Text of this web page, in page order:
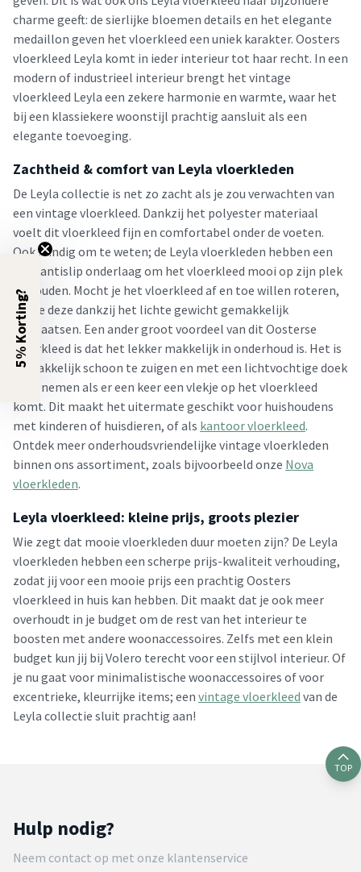
charme geeft: de sierlijke bloemen details en het elegante
medaillon geven het vloerkleed een uniek karakter. Oosters
vloerkleed Leyla komt in ieder interieur tot haar recht. In een
modern of industrieel interieur brengt het vintage
vloerkleed Leyla een zekere harmonie en warmte, waar het
bij een klassiekere woonstijl prachtig aansluit als een
elegante toevoeging.
Zachtheid & comfort van Leyla vloerkleden
De Leyla collectie is net zo zacht als je zou verwachten van
een vintage vloerkleed. Dankzij het polyester materiaal
voelt dit vloerkleed fijn en comfortabel onder de voeten.
Ook handig om te weten; de Leyla vloerkleden hebben een
fijne antislip onderlaag om het vloerkleed mooi op zijn plek
te houden. Mocht je het vloerkleed af en toe willen roteren,
kan je deze dankzij het lichte gewicht gemakkelijk
verplaatsen. Een ander groot voordeel van dit Oosterse
vloerkleed is dat het lekker makkelijk in onderhoud is. Het is
gemakkelijk schoon te zuigen en met een lichtvochtige doek
af te nemen als er een keer een vlekje op het vloerkleed
komt. Dit maakt het uitermate geschikt voor huishoudens
met kinderen of huisdieren, of als kantoorvloerkleed.
Ontdek meer onderhoudsvriendelijke vintage vloerkleden
binnen ons assortiment, zoals bijvoorbeeld onze Nova
vloerkleden.
Leyla vloerkleed: kleine prijs, groots plezier
Wie zegt dat mooie vloerkleden duur moeten zijn? De Leyla
vloerkleden hebben een scherpe prijs-kwaliteit verhouding,
zodat jij voor een mooie prijs een prachtig Oosters
vloerkleed in huis kan hebben. Dit maakt dat je ook meer
overhoudt in je budget om de rest van het interieur te
boosten met andere woonaccessoires. Zelfs met een klein
budget kun jij bij Volero terecht voor een stijlvol interieur. Of
je nu gaat voor minimalistische woonaccessoires of voor
excentrieke, kleurrijke items; een vintage vloerkleed van de
Leyla collectie sluit prachtig aan!
TOP
Hulp nodig?
Neem contact op met onze klantenservice
5% Korting?